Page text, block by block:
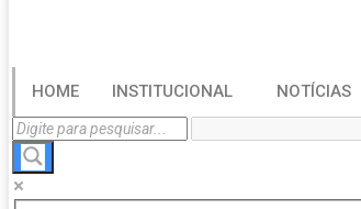
HOME INSTITUCIONAL NOTÍCIAS